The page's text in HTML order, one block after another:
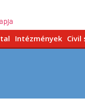
Intézmények Civil